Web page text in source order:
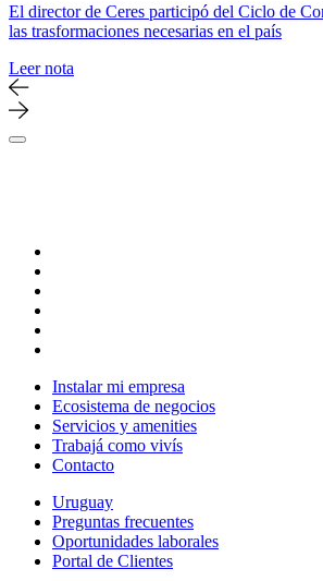
El director de Ceres participó del Ciclo de
las trasformaciones necesarias en el país
Leer nota
Instalar mi empresa
Ecosistema de negocios
Servicios y amenities
Trabajá como vivís
Contacto
Uruguay
Preguntas frecuentes
Oportunidades laborales
Portal de Clientes